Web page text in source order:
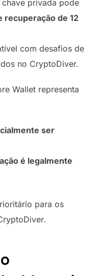
chave privada pode
recuperação de 12
com desafios de
no CryptoDiver.
Wallet representa
ser
é legalmente
para os